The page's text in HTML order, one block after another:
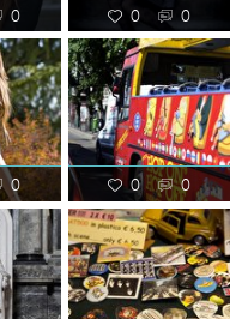
0 0 0
0 0 0